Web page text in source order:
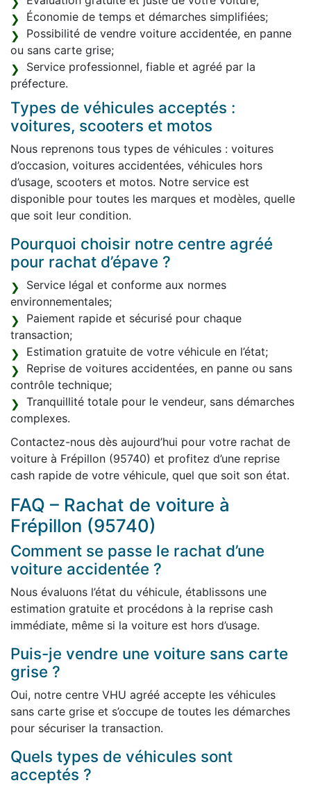
Économie de temps et démarches simplifiées;
Possibilité de vendre voiture accidentée, en panne
ou sans carte grise;
Service professionnel, fiable et agréé par la
préfecture.
Types de véhicules acceptés :
voitures, scooters et motos
Nous reprenons tous types de véhicules : voitures
d’occasion, voitures accidentées, véhicules hors
d’usage, scooters et motos. Notre service est
disponible pour toutes les marques et modèles, quelle
que soit leur condition.
Pourquoi choisir notre centre agréé
pour rachat d’épave ?
Service légal et conforme aux normes
environnementales;
Paiement rapide et sécurisé pour chaque
transaction;
Estimation gratuite de votre véhicule en l’état;
Reprise de voitures accidentées, en panne ou sans
contrôle technique;
Tranquillité totale pour le vendeur, sans démarches
complexes.
Contactez-nous dès aujourd’hui pour votre rachat de
voiture à Frépillon (95740) et profitez d’une reprise
cash rapide de votre véhicule, quel que soit son état.
FAQ – Rachat de voiture à
Frépillon (95740)
Comment se passe le rachat d’une
voiture accidentée ?
Nous évaluons l’état du véhicule, établissons une
estimation gratuite et procédons à la reprise cash
immédiate, même si la voiture est hors d’usage.
Puis-je vendre une voiture sans carte
grise ?
Oui, notre centre VHU agréé accepte les véhicules
sans carte grise et s’occupe de toutes les démarches
pour sécuriser la transaction.
Quels types de véhicules sont
acceptés ?